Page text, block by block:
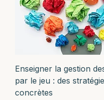
Enseigner la gestion
par le jeu : des
concrètes